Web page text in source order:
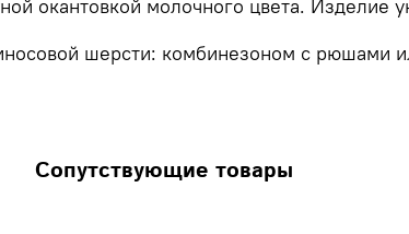
окантовкой молочного цвета.
шерсти: комбинезоном с рюшами
Сопутствующие товары